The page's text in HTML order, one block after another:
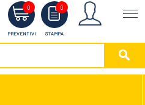
0
PREVENTIVI
0
STAMPA
Menu